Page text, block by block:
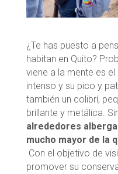
¿Te has puesto a
habitan en Quito?
viene a la mente es
intenso y su pico y
también un colibrí,
brillante y metálica.
alrededores
mucho mayor de la
Con el objetivo de
promover su